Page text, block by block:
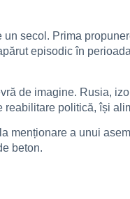
secol. Prima
episodic în
de imagine. Rusia,
politică, își
menționare a unui
beton.